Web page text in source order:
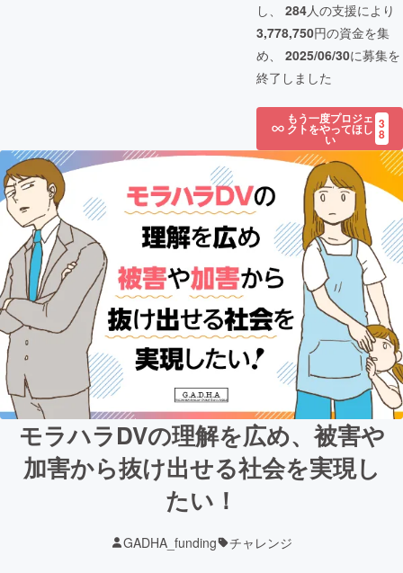
し、 284人の支援により
3,778,750円の資金を集
め、 2025/06/30に募集を
終了しました
もう一度プロジェ
クトをやってほし
い
3
8
モラハラDVの理解を広め、被害や
加害から抜け出せる社会を実現し
たい！
GADHA_funding チャレンジ